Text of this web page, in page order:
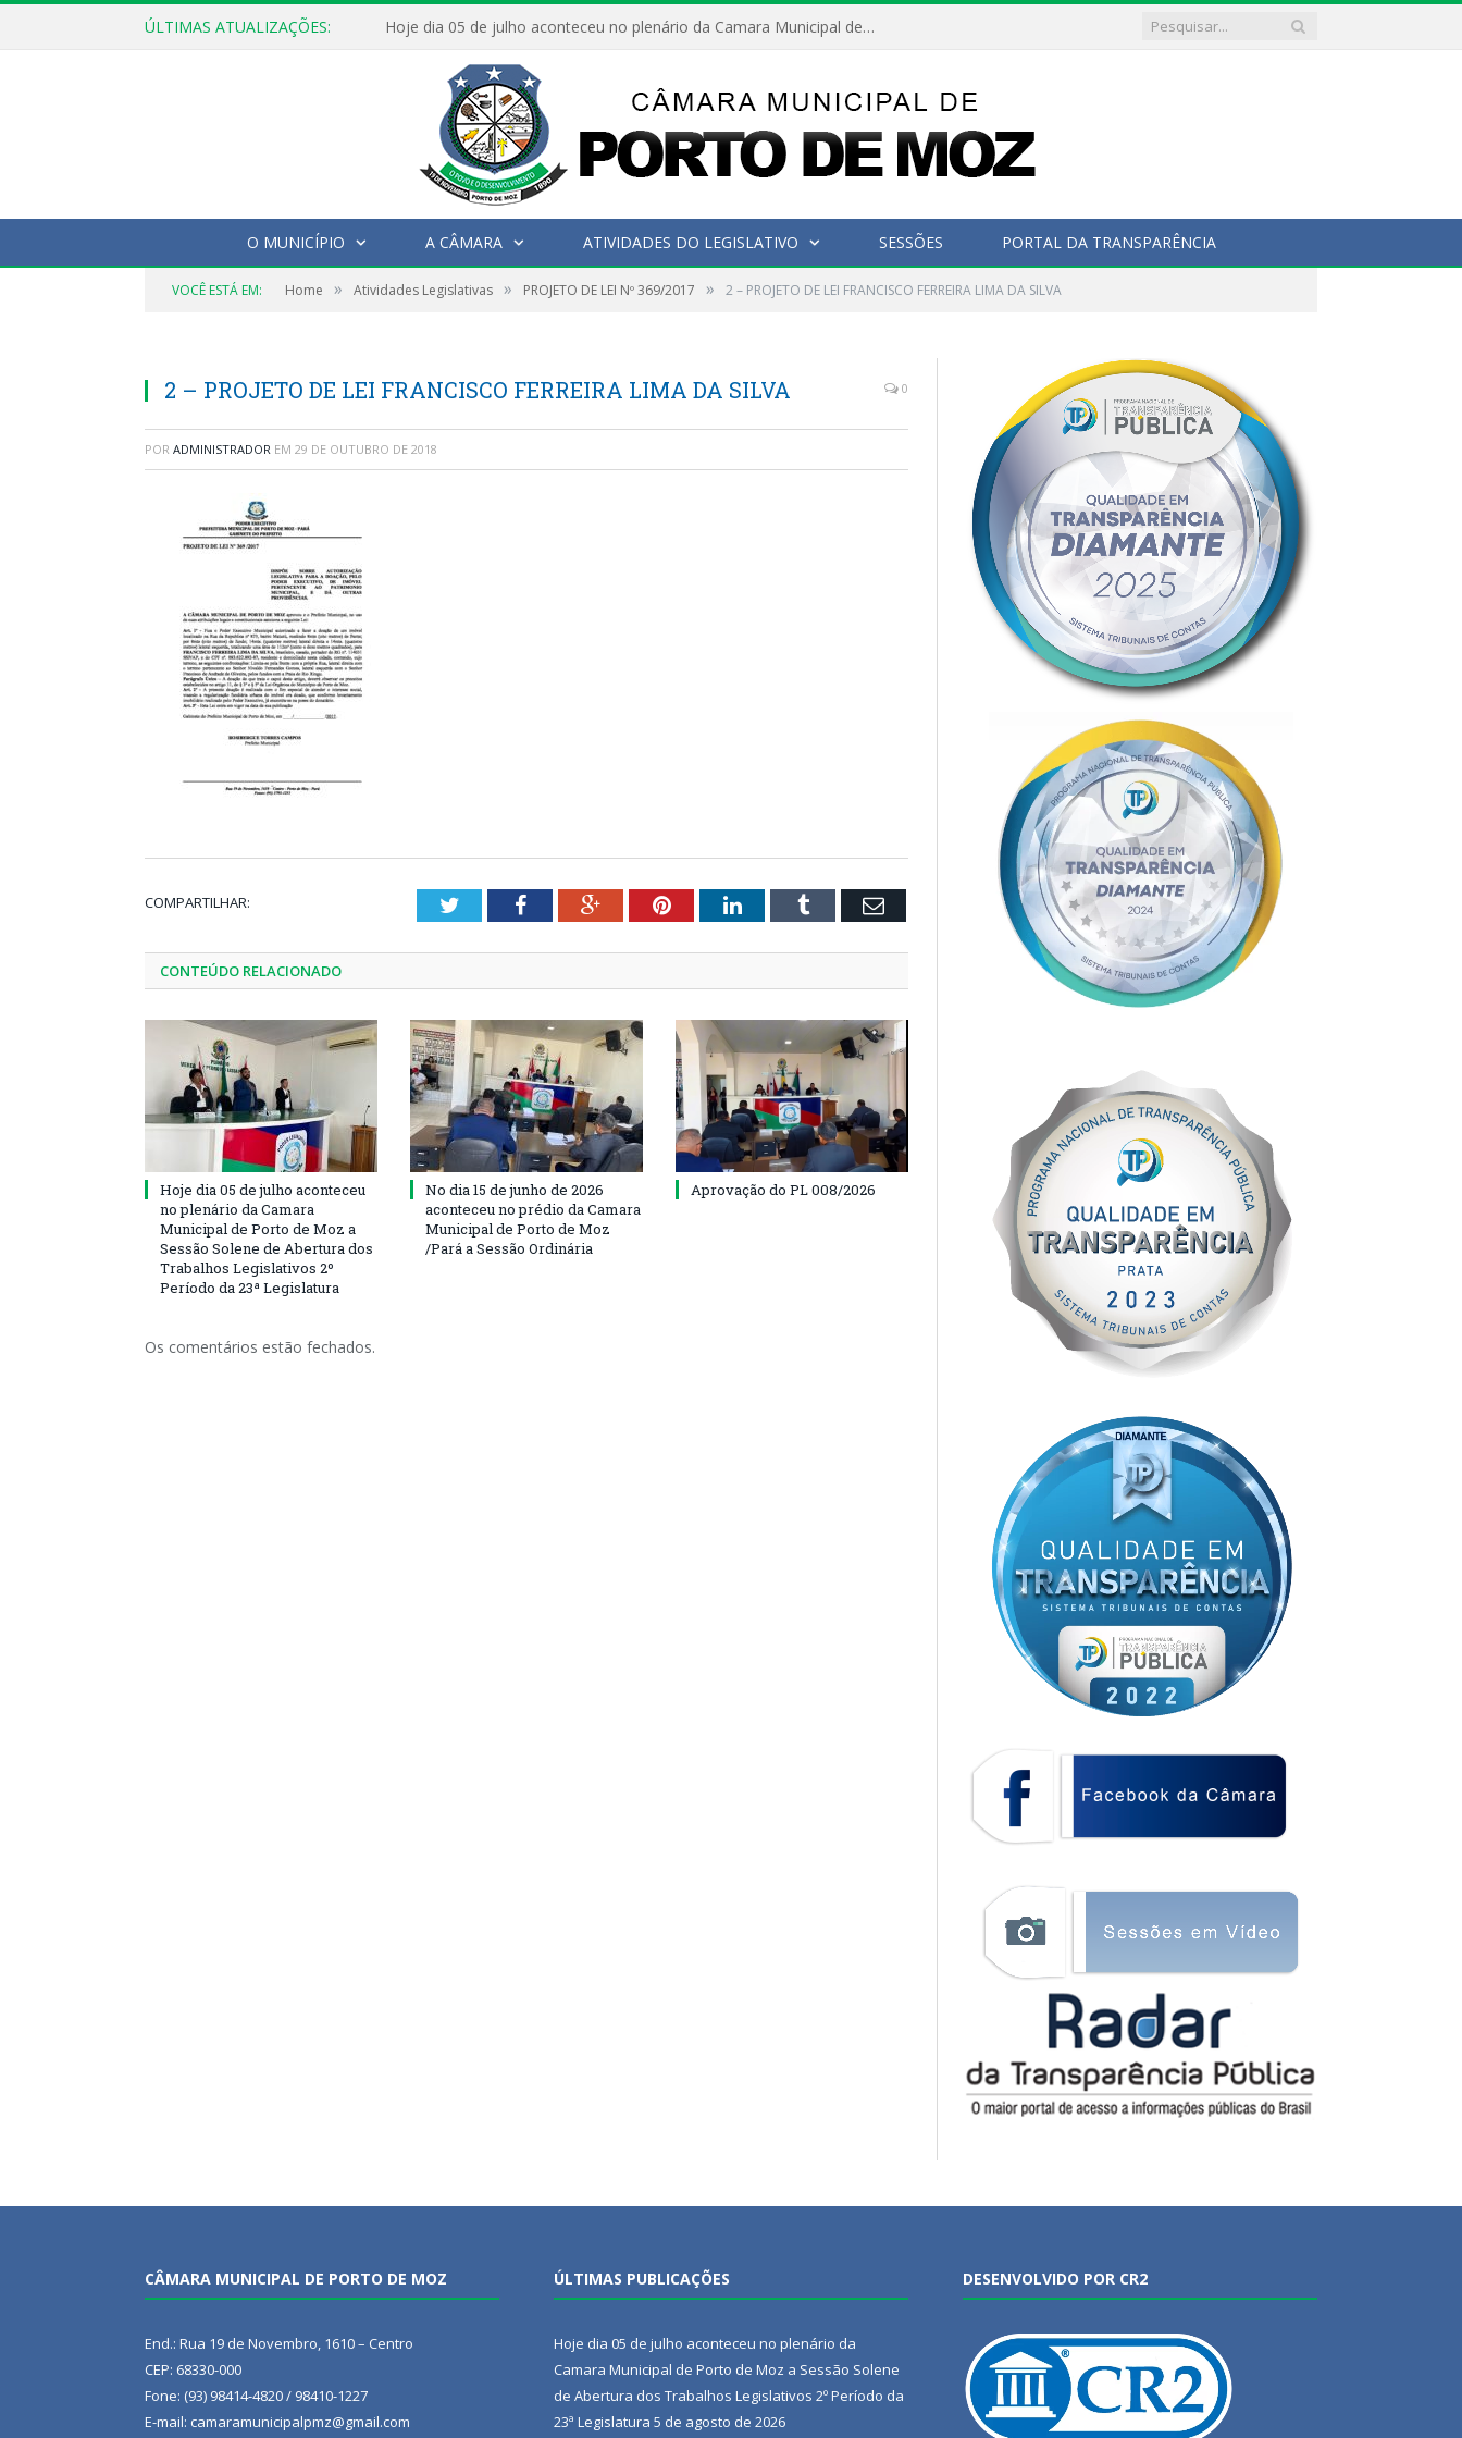
ÚLTIMAS ATUALIZAÇÕES: Hoje dia 05 de julho aconteceu no plenário da Camara Municipal de Porto de Moz a Sessão Solene de Abertura dos Trabalhos Legislativos 2º Período da 23ª Legislatura
O MUNICÍPIO A CÂMARA ATIVIDADES DO LEGISLATIVO SESSÕES PORTAL DA TRANSPARÊNCIA
VOCÊ ESTÁ EM: Home » Atividades Legislativas » PROJETO DE LEI Nº 369/2017 » 2 – PROJETO DE LEI FRANCISCO FERREIRA LIMA DA SILVA
2 – PROJETO DE LEI FRANCISCO FERREIRA LIMA DA SILVA 0
POR ADMINISTRADOR EM 29 DE OUTUBRO DE 2018
COMPARTILHAR: TwitterFacebookGoogle+PinterestLinkedInTumblr Email
CONTEÚDO RELACIONADO
Hoje dia 05 de julho aconteceu
no plenário da Camara
Municipal de Porto de Moz a
Sessão Solene de Abertura dos
Trabalhos Legislativos 2º
Período da 23ª Legislatura
No dia 15 de junho de 2026
aconteceu no prédio da Camara
Municipal de Porto de Moz
/Pará a Sessão Ordinária
Aprovação do PL 008/2026
Os comentários estão fechados.
CÂMARA MUNICIPAL DE PORTO DE MOZ
End.: Rua 19 de Novembro, 1610 – Centro
CEP: 68330-000
Fone: (93) 98414-4820 / 98410-1227
E-mail: camaramunicipalpmz@gmail.com
ÚLTIMAS PUBLICAÇÕES
Hoje dia 05 de julho aconteceu no plenário da
Camara Municipal de Porto de Moz a Sessão Solene
de Abertura dos Trabalhos Legislativos 2º Período da
23ª Legislatura 5 de agosto de 2026
DESENVOLVIDO POR CR2